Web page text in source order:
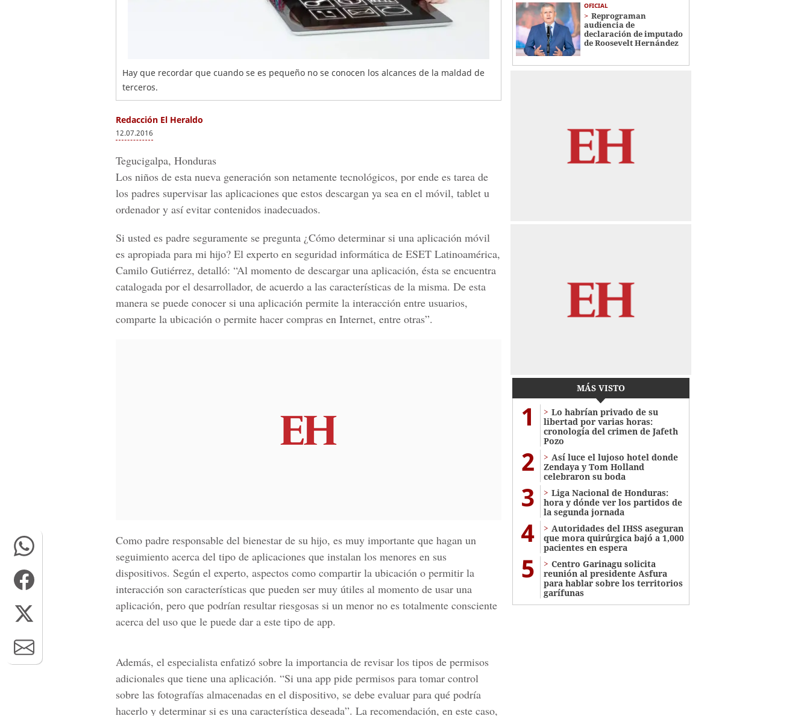
Hay que recordar que cuando se es pequeño no se conocen los alcances de la maldad de
terceros.
Redacción El Heraldo
12.07.2016
Tegucigalpa, Honduras
Los niños de esta nueva generación son netamente tecnológicos, por ende es tarea de
los padres supervisar las aplicaciones que estos descargan ya sea en el móvil, tablet u
ordenador y así evitar contenidos inadecuados.
Si usted es padre seguramente se pregunta ¿Cómo determinar si una aplicación móvil
es apropiada para mi hijo? El experto en seguridad informática de ESET Latinoamérica,
Camilo Gutiérrez, detalló: “Al momento de descargar una aplicación, ésta se encuentra
catalogada por el desarrollador, de acuerdo a las características de la misma. De esta
manera se puede conocer si una aplicación permite la interacción entre usuarios,
comparte la ubicación o permite hacer compras en Internet, entre otras”.
Como padre responsable del bienestar de su hijo, es muy importante que hagan un
seguimiento acerca del tipo de aplicaciones que instalan los menores en sus
dispositivos. Según el experto, aspectos como compartir la ubicación o permitir la
interacción son características que pueden ser muy útiles al momento de usar una
aplicación, pero que podrían resultar riesgosas si un menor no es totalmente consciente
acerca del uso que le puede dar a este tipo de app.
Además, el especialista enfatizó sobre la importancia de revisar los tipos de permisos
adicionales que tiene una aplicación. “Si una app pide permisos para tomar control
sobre las fotografías almacenadas en el dispositivo, se debe evaluar para qué podría
hacerlo y determinar si es una característica deseada”. La recomendación, en este caso,
OFICIAL
Reprograman
audiencia de
declaración de imputado
de Roosevelt Hernández
MÁS VISTO
1
Lo habrían privado de su
libertad por varias horas:
cronología del crimen de Jafeth
Pozo
2
Así luce el lujoso hotel donde
Zendaya y Tom Holland
celebraron su boda
3
Liga Nacional de Honduras:
hora y dónde ver los partidos de
la segunda jornada
4
Autoridades del IHSS aseguran
que mora quirúrgica bajó a 1,000
pacientes en espera
5
Centro Garinagu solicita
reunión al presidente Asfura
para hablar sobre los territorios
garífunas